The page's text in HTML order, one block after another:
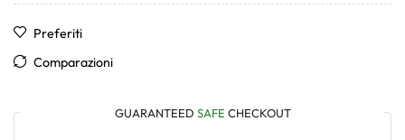
Preferiti
Comparazioni
GUARANTEED SAFE CHECKOUT